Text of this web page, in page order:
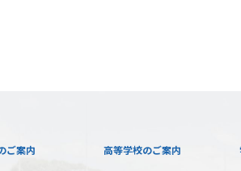
ご案内 高等学校のご案内